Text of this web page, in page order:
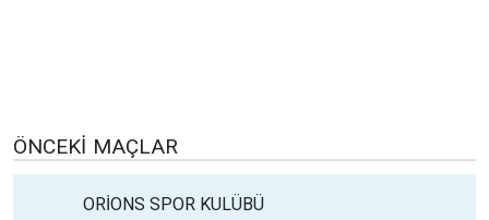
ÖNCEKI MAÇLAR
ORİONS SPOR KULÜBÜ